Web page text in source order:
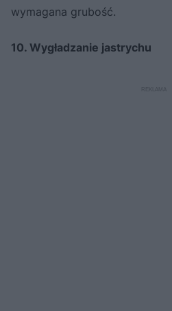
wymagana grubość.
10. Wygładzanie jastrychu